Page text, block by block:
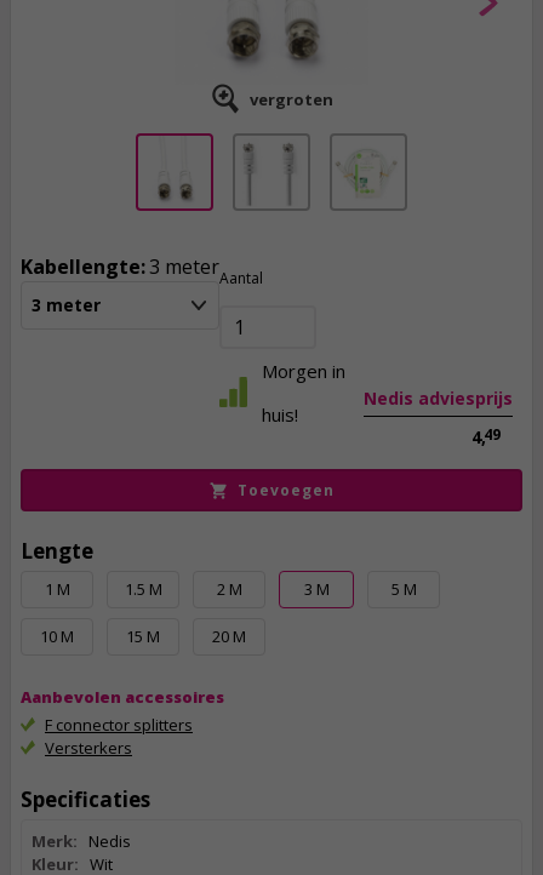
vergroten
Nedis adviesprijs
4,49
Kabellengte:3 meter
3 meter
Aantal
Morgen in
huis!
Toevoegen
Lengte
1 M 1.5 M 2 M 3 M 5 M
10 M 15 M 20 M
Aanbevolen accessoires
F connector splitters
Versterkers
Specificaties
Merk:
Nedis
Kleur: Wit